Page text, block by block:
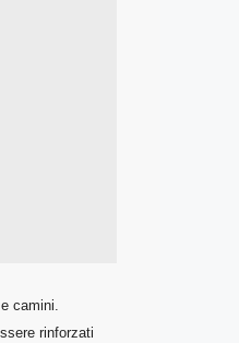
camini.
rinforzati